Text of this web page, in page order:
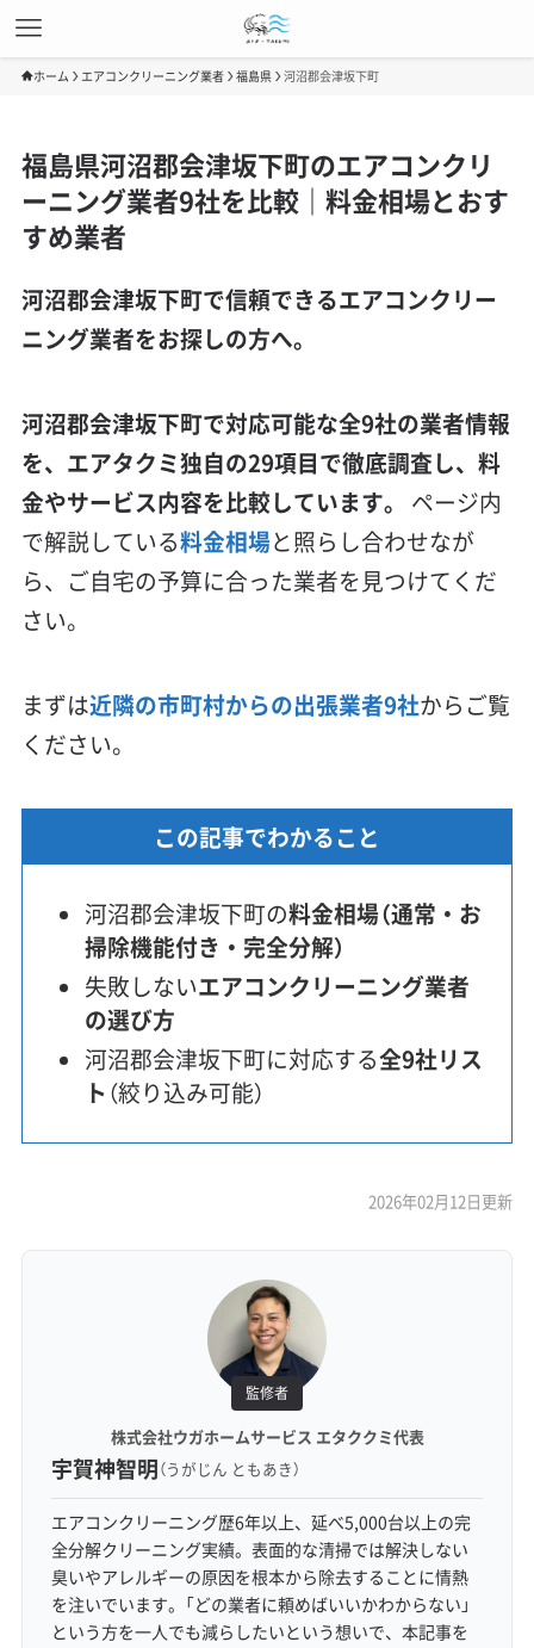
ホーム エアコンクリーニング業者 福島県 河沼郡会津坂下町
福島県河沼郡会津坂下町のエアコンクリ
ーニング業者9社を比較｜料金相場とおす
すめ業者
河沼郡会津坂下町で信頼できるエアコンクリー
ニング業者をお探しの方へ。
河沼郡会津坂下町で対応可能な全9社の業者情報
を、エアタクミ独自の29項目で徹底調査し、料
金やサービス内容を比較しています。
ページ内
で解説している料金相場と照らし合わせなが
ら、ご自宅の予算に合った業者を見つけてくだ
さい。
まずは近隣の市町村からの出張業者9社からご覧
ください。
この記事でわかること
河沼郡会津坂下町の料金相場（通常・お
掃除機能付き・完全分解）
失敗しないエアコンクリーニング業者
の選び方
河沼郡会津坂下町に対応する全9社リス
ト （絞り込み可能）
2026年02月12日更新
監修者
株式会社ウガホームサービス エタククミ代表
宇賀神智明（うがじん ともあき）
エアコンクリーニング歴6年以上、延べ5,000台以上の完
全分解クリーニング実績。表面的な清掃では解決しない
臭いやアレルギーの原因を根本から除去することに情熱
を注いでいます。「どの業者に頼めばいいかわからない」
という方を一人でも減らしたいという想いで、本記事を